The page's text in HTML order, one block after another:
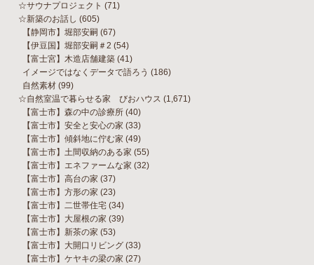
☆サウナプロジェクト (71)
☆新築のお話し (605)
【静岡市】堀部安嗣 (67)
【伊豆国】堀部安嗣＃2 (54)
【富士宮】木造店舗建築 (41)
イメージではなくデータで語ろう (186)
自然素材 (99)
☆自然室温で暮らせる家 びおハウス (1,671)
【富士市】森の中の診療所 (40)
【富士市】安全と安心の家 (33)
【富士市】傾斜地に佇む家 (49)
【富士市】土間収納のある家 (55)
【富士市】エネファームな家 (32)
【富士市】高台の家 (37)
【富士市】方形の家 (23)
【富士市】二世帯住宅 (34)
【富士市】大屋根の家 (39)
【富士市】新茶の家 (53)
【富士市】大開口リビング (33)
【富士市】ケヤキの梁の家 (27)